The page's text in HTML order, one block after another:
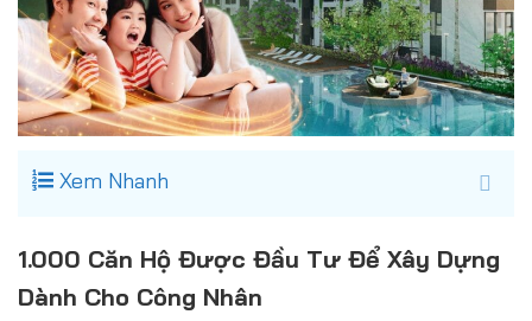
Xem Nhanh
1.000 Căn Hộ Được Đầu Tư Để Xây Dựng
Dành Cho Công Nhân